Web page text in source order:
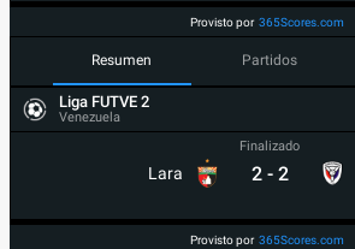
Provisto por 365Scores.com
Resumen Partidos
Liga FUTVE 2
Venezuela
Lara
Finalizado
2 - 2
Provisto por 365Scores.com